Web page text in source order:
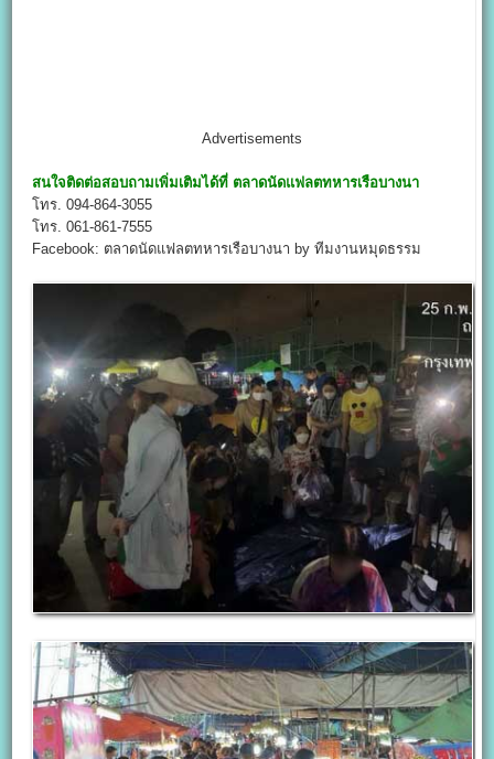
Advertisements
สนใจติดต่อสอบถามเพิ่มเติมได้ที่ ตลาดนัดแฟลตทหารเรือบางนา
โทร. 094-864-3055
โทร. 061-861-7555
Facebook: ตลาดนัดแฟลตทหารเรือบางนา by ทีมงานหมุดธรรม